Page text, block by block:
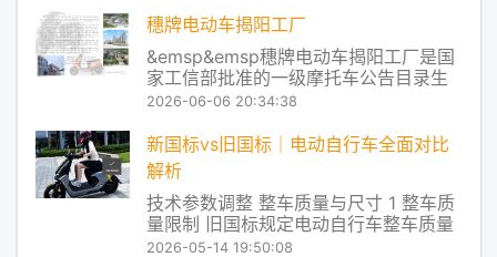
穗牌电动车揭阳工厂
&emsp&emsp穗牌电动车揭阳工厂是国
家工信部批准的一级摩托车公告目录生
产企业，同时也是通过国家认监委强制
行车生产企业。作为国内专业从事电动
摩托车、电动自行车系列产品研发、制
造与销售的现代化高科技企业，公司旗
下穗牌品
2026-06-06 20:34:38
新国标vs旧国标｜电动自行车全面对比
解析
技术参数调整 整车质量与尺寸 1 整车质
量限制 旧国标规定电动自行车整车质量
不得超过55kg 新国标对铅酸电池车型放
2026-05-14 19:50:08